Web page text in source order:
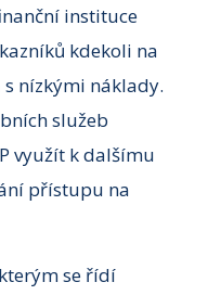
instituce
kdekoli na
nízkými náklady.
služeb
využít k dalšímu
přístupu na
se řídí